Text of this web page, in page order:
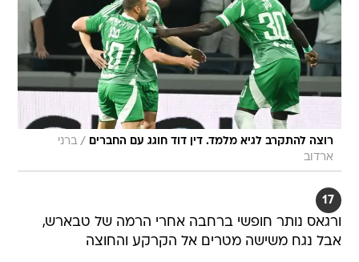
רוצה להתקרב לגיא מלמד. דין דוד חוגג עם החברים / ברני
ארדוב
17
ורגאס נותר חופשי ברחבה אחרי הרמה של טבארש,
אבל נגח משישה מטרים אל הקרקע והחוצה